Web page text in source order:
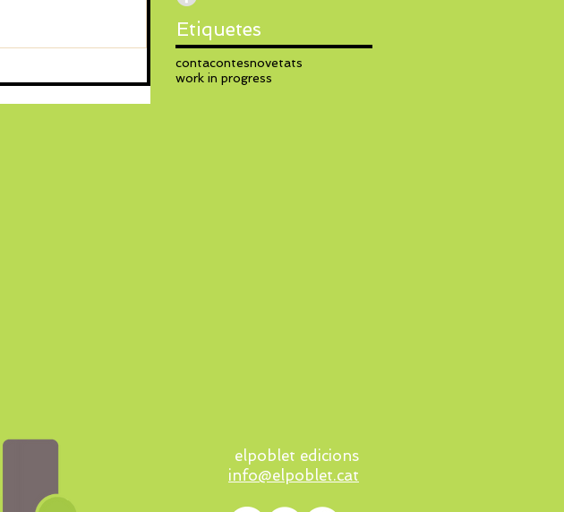
Etiquetes
contacontesnovetats
work in progress
elpoblet edicions
info@elpoblet.cat